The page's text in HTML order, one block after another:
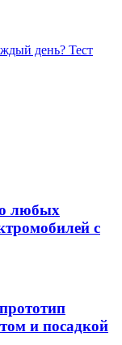
день? Тест
любых
с
и посадкой